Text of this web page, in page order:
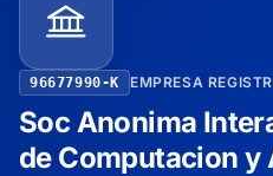
96677990-K EMPRESA
Soc Anonima
de Computacion